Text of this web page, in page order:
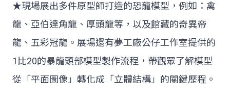
★現場展出多件原型師打造的恐龍模型，例如：禽
龍、亞伯達角龍、厚頭龍等，以及館藏的奇異帝
龍、五彩冠龍。展場還有夢工廠公仔工作室提供的
1比20的暴龍頭部模型製作流程，帶觀眾了解模型
從「平面圖像」轉化成「立體結構」的關鍵歷程。